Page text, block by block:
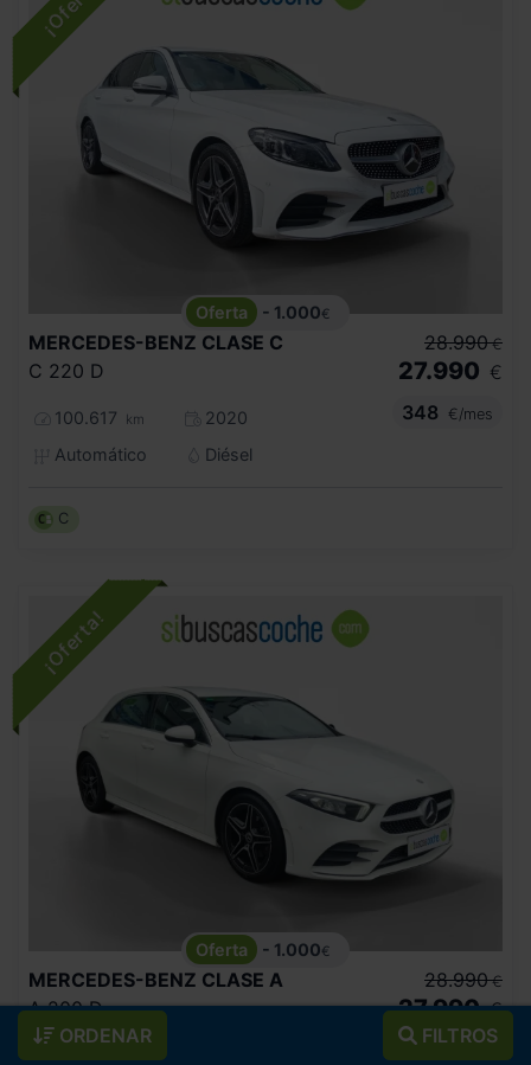
ORDENAR FILTROS
- 1.000€
MERCEDES-BENZ CLASE C
C 220 D
100.617 km
2020
Automático
Diésel
28.990 €
27.990 €
348
€/mes
C
- 1.000€
MERCEDES-BENZ CLASE A
A 200 D
58.519 km
28.990 €
27.990 €
333